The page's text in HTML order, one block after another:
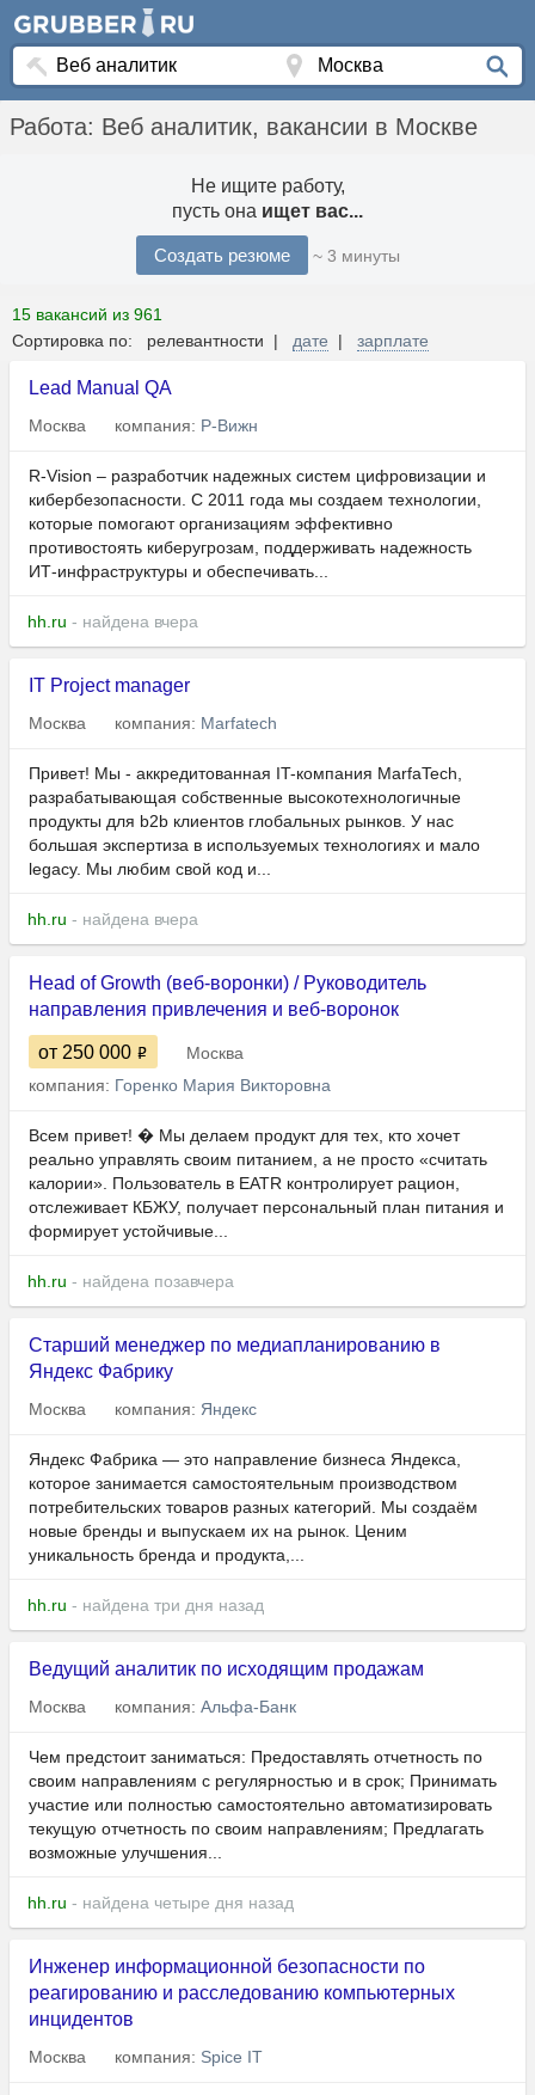
Работа: Веб аналитик, вакансии в Москве
Не ищите работу,
пусть она ищет вас...
Создать резюме ~ 3 минуты
15 вакансий из 961
Сортировка по: релевантности | дате | зарплате
Lead Manual QA
Москва компания: Р-Вижн
R-Vision – разработчик надежных систем цифровизации и
кибербезопасности. С 2011 года мы создаем технологии,
которые помогают организациям эффективно
противостоять киберугрозам, поддерживать надежность
ИТ‑инфраструктуры и обеспечивать...
hh.ru - найдена вчера
IT Project manager
Москва компания: Marfatech
Привет! Мы - аккредитованная IT-компания MarfaTech,
разрабатывающая собственные высокотехнологичные
продукты для b2b клиентов глобальных рынков. У нас
большая экспертиза в используемых технологиях и мало
legacy. Мы любим свой код и...
hh.ru - найдена вчера
Head of Growth (веб-воронки) / Руководитель
направления привлечения и веб-воронок
от 250 000
Москва
компания: Горенко Мария Викторовна
Всем привет! � Мы делаем продукт для тех, кто хочет
реально управлять своим питанием, а не просто «считать
калории». Пользователь в EATR контролирует рацион,
отслеживает КБЖУ, получает персональный план питания и
формирует устойчивые...
hh.ru - найдена позавчера
Старший менеджер по медиапланированию в
Яндекс Фабрику
Москва компания: Яндекс
Яндекс Фабрика — это направление бизнеса Яндекса,
которое занимается самостоятельным производством
потребительских товаров разных категорий. Мы создаём
новые бренды и выпускаем их на рынок. Ценим
уникальность бренда и продукта,...
hh.ru - найдена три дня назад
Ведущий аналитик по исходящим продажам
Москва компания: Альфа-Банк
Чем предстоит заниматься: Предоставлять отчетность по
своим направлениям с регулярностью и в срок; Принимать
участие или полностью самостоятельно автоматизировать
текущую отчетность по своим направлениям; Предлагать
возможные улучшения...
hh.ru - найдена четыре дня назад
Инженер информационной безопасности по
реагированию и расследованию компьютерных
инцидентов
Москва компания: Spice IT